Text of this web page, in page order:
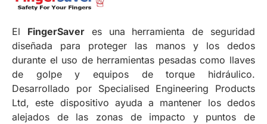
El FingerSaveres una herramienta de seguridad
diseñada para proteger las manos y los dedos
durante el uso de herramientas pesadas como llaves
de golpe y equipos de torque hidráulico.
Desarrollado por Specialised Engineering Products
Ltd, este dispositivo ayuda a mantener los dedos
alejados de las zonas de impacto y puntos de